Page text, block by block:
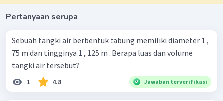
Pertanyaan serupa
Sebuah tangki air berbentuk tabung memiliki diameter 1 ,
75 m dan tingginya 1 , 125 m . Berapa luas dan volume
tangki air tersebut?
1 4.8 Jawaban terverifikasi